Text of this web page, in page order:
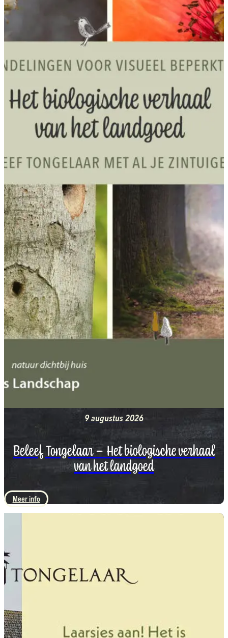
9 augustus 2026
Beleef Tongelaar – Het biologische verhaal
van het landgoed
Meer info